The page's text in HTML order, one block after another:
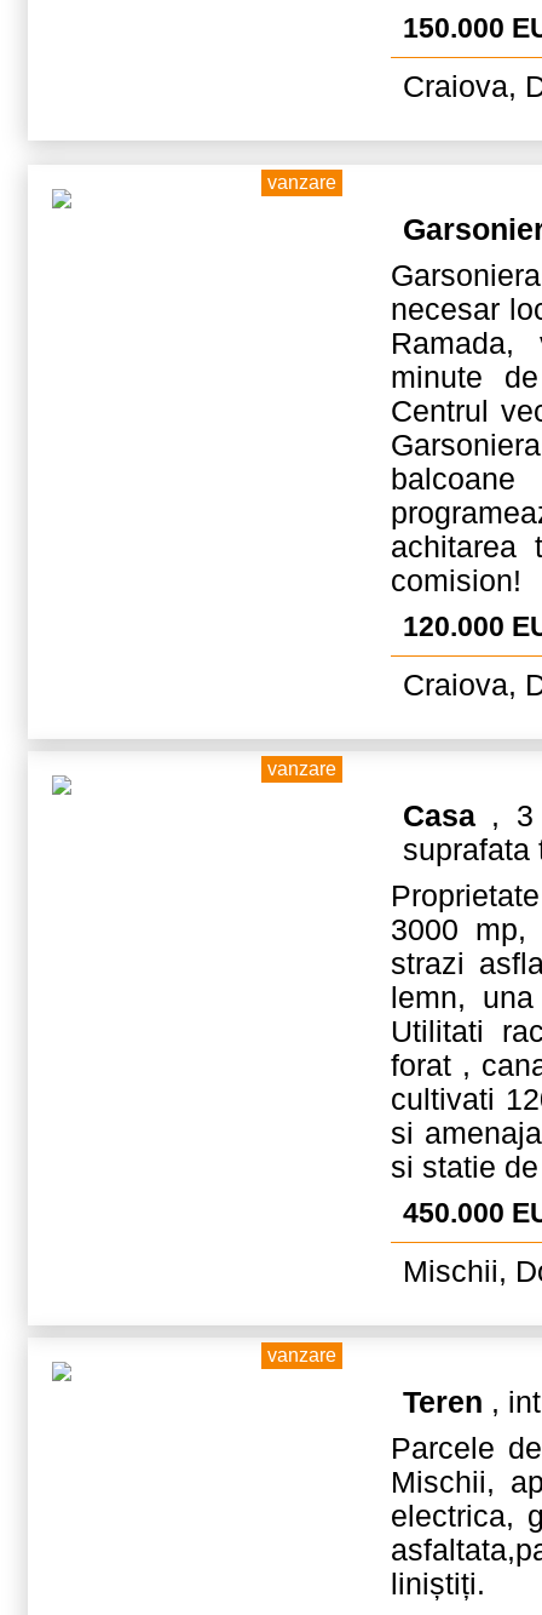
150.000
Craiova,
vanzare
necesar
minute
Centrul
achitarea
comision!
120.000
Craiova,
vanzare
Casa , 3
suprafata
3000
strazi
lemn,
Utilitati
forat ,
cultivati
si
si statie
450.000
Mischii,
vanzare
Teren ,
Parcele
Mischii,
electrica,
liniștiți.